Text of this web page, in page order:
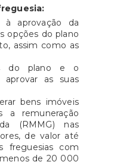
aprovação da
opções do plano
assim como as
do plano e o
aprovar as suas
bens imóveis
remuneração
(RMMG) nas
de valor até
freguesias com
de 20 000